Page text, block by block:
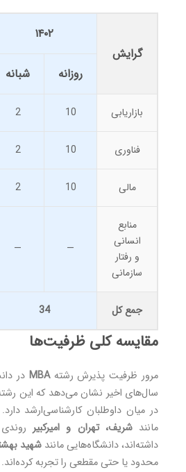
گرایش
۱۴۰۲
روزانه شبانه
بازاریابی 10
2
فناوری 10
2
مالی 10
2
منابع
انسانی
و رفتار
سازمانی
—
—
جمع کل 34
مقایسه کلی ظرفیت‌ها
مرور ظرفیت پذیرش رشتهMBA در
سال‌های اخیر نشان می‌دهد که این
در میان داوطلبان کارشناسی‌ارشد
مانندشریف، تهران و امیرکبیر
داشته‌اند، دانشگاه‌هایی مانند شهید
محدود یا حتی مقطعی را تجربه کرده‌اند.